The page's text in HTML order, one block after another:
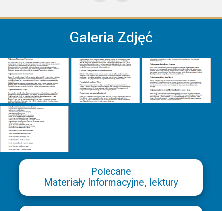
Galeria Zdjęć
Polecane
Materiały Informacyjne, lektury